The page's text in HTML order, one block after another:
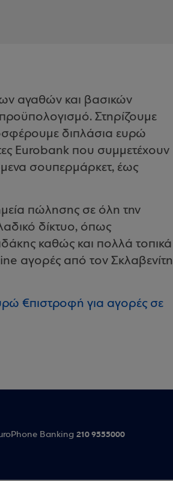
αγαθών και βασικών
Στηρίζουμε
διπλάσια ευρώ
Eurobank που συμμετέχουν
σουπερμάρκετ, έως
πώλησης σε όλη την
δίκτυο, όπως
καθώς και πολλά τοπικά
αγορές από τον Σκλαβενίτη
€πιστροφή για αγορές σε
Banking 210 9555000